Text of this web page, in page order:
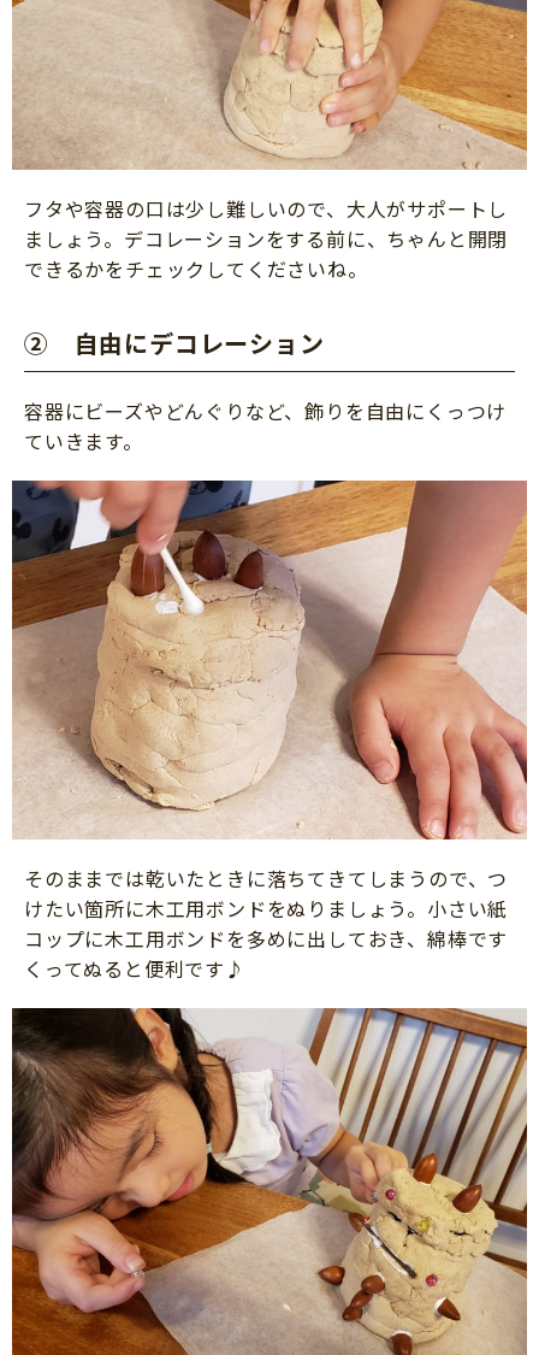
フタや容器の口は少し難しいので、大人がサポートし
ましょう。デコレーションをする前に、ちゃんと開閉
できるかをチェックしてくださいね。
② 自由にデコレーション
容器にビーズやどんぐりなど、飾りを自由にくっつけ
ていきます。
そのままでは乾いたときに落ちてきてしまうので、つ
けたい箇所に木工用ボンドをぬりましょう。小さい紙
コップに木工用ボンドを多めに出しておき、綿棒です
くってぬると便利です♪